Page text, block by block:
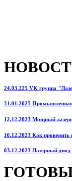
24.03.225 VK группа
31.01.2025 Промышленная
12.12.2023 Мощный
10.12.2023 Как проверить
03.12.2023 Лазерный диод